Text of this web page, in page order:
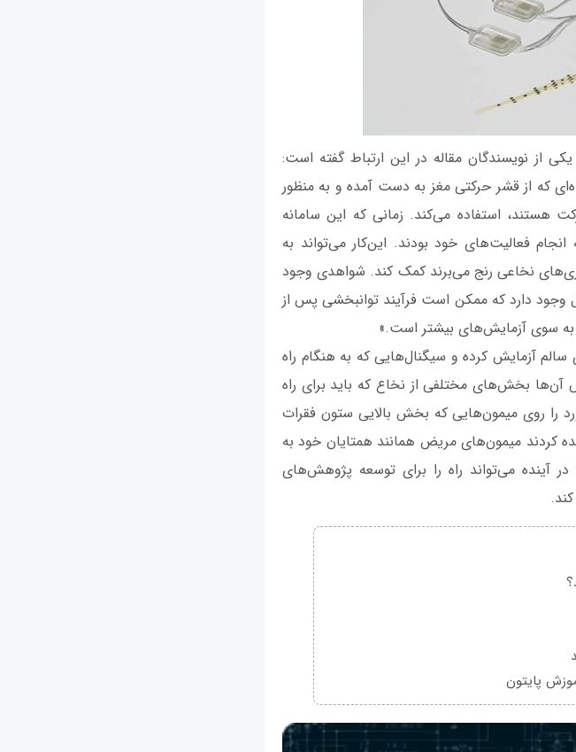
از نویسندگان مقاله در این ارتباط گفته است:
که از قشر حرکتی مغز به دست آمده و به منظور
هستند، استفاده می‌کند. زمانی که این سامانه
فعالیت‌های خود بودند. این‌کار می‌تواند به
نخاعی رنج می‌برند کمک کند. شواهدی وجود
دارد که ممکن است فرآیند توانبخشی پس از
سوی آزمایش‌های بیشتر است.»
آزمایش کرده و سیگنال‌هایی که به هنگام راه
آن‌ها بخش‌های مختلفی از نخاع که باید برای راه
را روی میمون‌هایی که بخش بالایی ستون فقرات
کردند میمون‌های مریض همانند همتایان خود به
آینده می‌تواند راه را برای توسعه پژوهش‌های
پایتون